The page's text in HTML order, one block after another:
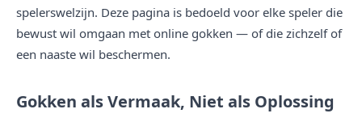
spelerswelzijn. Deze pagina is bedoeld voor elke speler die
bewust wil omgaan met online gokken — of die zichzelf of
een naaste wil beschermen.
Gokken als Vermaak, Niet als Oplossing